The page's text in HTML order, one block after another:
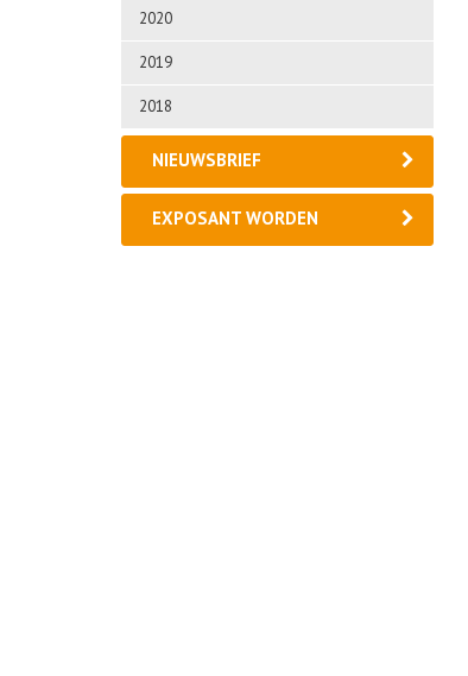
2020
2019
2018
NIEUWSBRIEF
EXPOSANT WORDEN